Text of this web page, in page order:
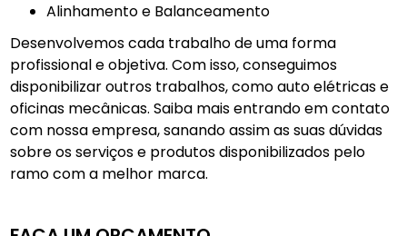
Alinhamento e Balanceamento
Desenvolvemos cada trabalho de uma forma
profissional e objetiva. Com isso, conseguimos
disponibilizar outros trabalhos, como auto elétricas e
oficinas mecânicas. Saiba mais entrando em contato
com nossa empresa, sanando assim as suas dúvidas
sobre os serviços e produtos disponibilizados pelo
ramo com a melhor marca.